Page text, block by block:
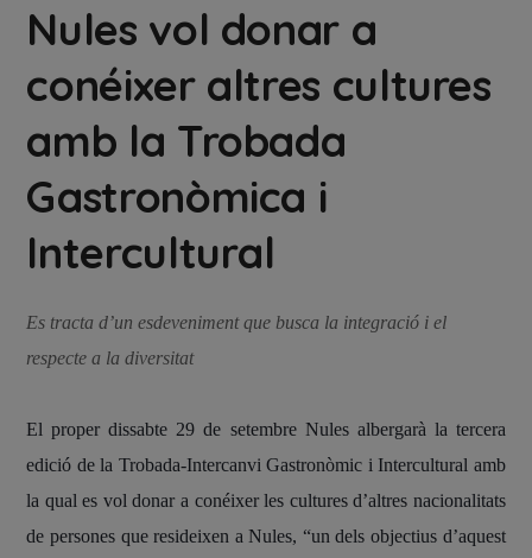
Nules vol donar a
conéixer altres cultures
amb la Trobada
Gastronòmica i
Intercultural
Es tracta d’un esdeveniment que busca la integració i el
respecte a la diversitat
El proper dissabte 29 de setembre Nules albergarà la tercera
edició de la Trobada-Intercanvi Gastronòmic i Intercultural amb
la qual es vol donar a conéixer les cultures d’altres nacionalitats
de persones que resideixen a Nules, “un dels objectius d’aquest